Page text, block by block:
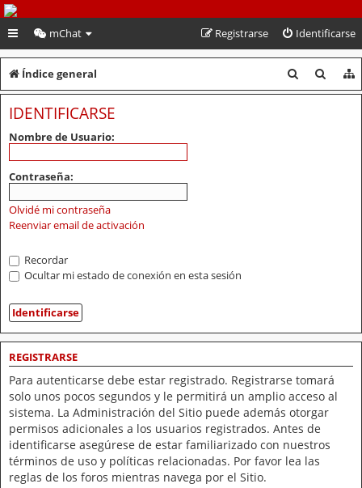
PeruVoley.com
mChat Identificarse
Registrarse
Índice general
u
u
IDENTIFICARSE
Nombre de Usuario:
Contraseña:
Olvidé mi contraseña
Reenviar email de activación
Recordar
Ocultar mi estado de conexión en esta sesión
REGISTRARSE
Para autenticarse debe estar registrado. Registrarse tomará
solo unos pocos segundos y le permitirá un amplio acceso al
sistema. La Administración del Sitio puede además otorgar
permisos adicionales a los usuarios registrados. Antes de
identificarse asegúrese de estar familiarizado con nuestros
términos de uso y políticas relacionadas. Por favor lea las
reglas de los foros mientras navega por el Sitio.